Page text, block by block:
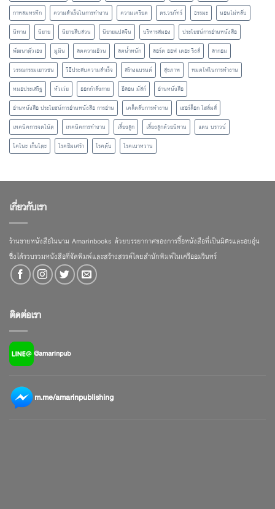
กาหลมหรทึก
ความสำเร็จในการทำงาน ความเครียด ดร.วรภัทร์ ธรรมะ
นอนไม่หลับ
นิทาน
นิยาย นิยายสืบสวน นิยายแปลจีน บริหารสมอง
ประโยชน์การอ่านหนังสือ
พัฒนาตัวเอง
มูมิน ลดความอ้วน ลดน้ำหนัก ลอร์ด ออฟ เดอะ ริงส์
ลากอม
วรรณกรรมเยาวชน
วิธีประสบความสำเร็จ สร้างแบรนด์ สุขภาพ
หมดไฟในการทำงาน
หมอประเสริฐ
หัวเว่ย ออกกำลังกาย อีลอน มัสก์
อ่านหนังสือ
อ่านหนังสือ ประโยชน์การอ่านหนังสือ การอ่าน
เคล็ดลับการทำงาน
เชอร์ล็อก โฮล์มส์
เทคนิคการจดโน้ต
เทคนิคการทำงาน เลี้ยงลูก เลี้ยงลูกด้วยนิทาน
แดน บราวน์
โคโนะ เก็นโตะ
โรคซึมเศร้า โรคตับ โรคเบาหวาน
เกี่ยวกับเรา
ร้านขายหนังสือในนาม Amarinbooks ด้วยบรรยากาศของการซื้อหนังสือที่เป็นมิตรและอบอุ่น
ซึ่งได้รวบรวมหนังสือที่จัดพิมพ์และสร้างสรรค์โดยสำนักพิมพ์ในเครืออมรินทร์
ติดต่อเรา
@amarinpub
m.me/amarinpublishing